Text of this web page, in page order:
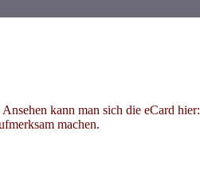
kann man sich die eCard hier:
machen.